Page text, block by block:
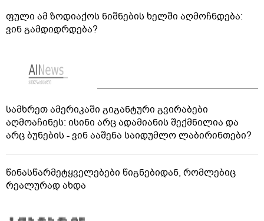
ფული ამ ზოდიაქოს ნიშნების ხელში აღმოჩნდება:
ვინ გამდიდრდება?
სამხრეთ ამერიკაში გიგანტური გვირაბები
აღმოაჩინეს: ისინი არც ადამიანის შექმნილია და
არც ბუნების - ვინ ააშენა საიდუმლო ლაბირინთები?
წინასწარმეტყველებები წიგნებიდან, რომლებიც
რეალურად ახდა